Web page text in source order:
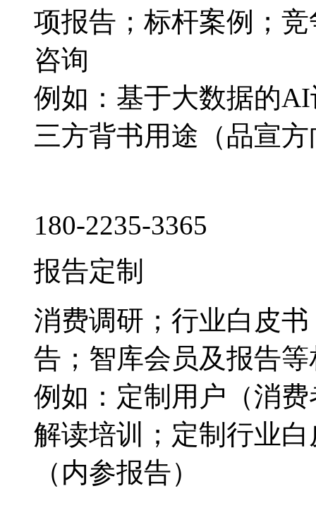
项报告；标杆案例；
咨询
例如：基于大数据的
三方背书用途（品宣
180-2235-3365
报告定制
消费调研；行业白皮
告；智库会员及报告
例如：定制用户（消
解读培训；定制行业
（内参报告）